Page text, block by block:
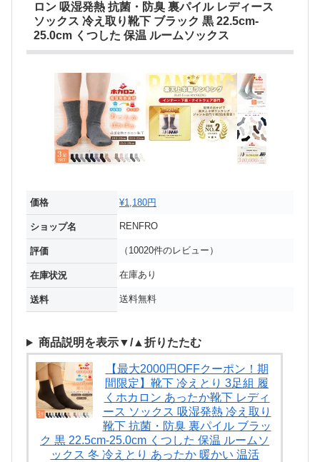
ロン 吸湿発熱 抗菌・防臭 裏パイル レディース
ソックス 冷え取り靴下 ブラック 黒 22.5cm-
25.0cm くつした 保温 ルームソックス
価格 ¥1,180円
ショップ名 RENFRO
評価 （10020件のレビュー）
在庫状況 在庫あり
送料 送料無料
商品説明を表示▼/▲折りたたむ
【最大2000円OFFクーポン！期
間限定】靴下 冷えとり 3足組 履
くホカロン あったか靴下 レディ
ース ソックス 吸湿発熱 冷え取り
靴下 抗菌・防臭 裏パイル ブラッ
ク 黒 22.5cm-25.0cm くつした 保温 ルームソ
ックス 冬 冷えとり あったか 暖かい 温活